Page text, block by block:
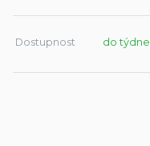
Dostupnost do týdne